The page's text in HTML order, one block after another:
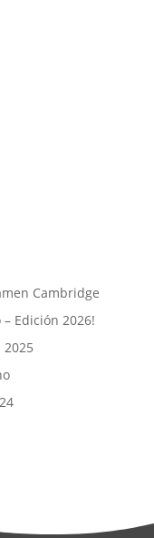
Cambridge
Edición 2026!